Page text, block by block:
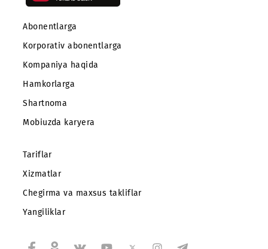
Mobiuz ilovasini yuklab oling
Abonentlarga
Korporativ abonentlarga
Kompaniya haqida
Hamkorlarga